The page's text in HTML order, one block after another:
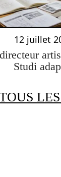
12 juillet
Studi